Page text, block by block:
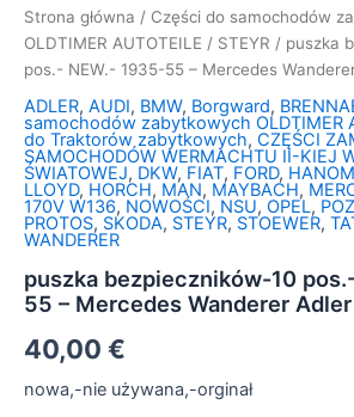
Strona główna / Części do samochodów
OLDTIMER AUTOTEILE / STEYR / puszka
pos.- NEW.- 1935-55 – Mercedes
ADLER, AUDI, BMW, Borgward,
samochodów zabytkowych OLDTIMER
do Traktorów zabytkowych, CZĘŚCI
SAMOCHODÓW WERMACHTU II-KIEJ
ŚWIATOWEJ, DKW, FIAT, FORD,
LLOYD, HORCH, MAN, MAYBACH,
170V W136, NOWOŚCI, NSU, OPEL,
PROTOS, SKODA, STEYR, STOEWER,
WANDERER
puszka bezpieczników-10
55 – Mercedes Wanderer
40,00 €
nowa,-nie używana,-orginał